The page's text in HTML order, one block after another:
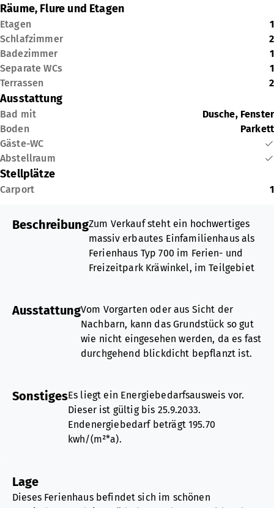
Räume, Flure und Etagen
Etagen
1
Schlafzimmer
2
Badezimmer
1
Separate WCs
1
Terrassen
2
Ausstattung
Bad mit
Dusche, Fenster
Boden
Parkett
Gäste-WC
Abstellraum
Stellplätze
Carport 1
BeschreibungZum Verkauf steht ein hochwertiges
massiv erbautes Einfamilienhaus als
Ferienhaus Typ 700 im Ferien- und
Freizeitpark Kräwinkel, im Teilgebiet
Das freistehende Haus wurde 1994 in
einer eingeschossigen
Massivbauweise zzgl. einem wohnlich
ausgebautem Dachgeschoss auf
weitgehend nicht einsehbaren
Gartengrundstück erbaut. Das Haus
hat eine Wohnfläche von 84,53 m² und
für die alltägliche Nutzung eine
Kaminofen im lichtdurchfluteten und
AusstattungVom Vorgarten oder aus Sicht der
Nachbarn, kann das Grundstück so gut
wie nicht eingesehen werden, da es fast
durchgehend blickdicht bepflanzt ist.
dem hinteren Gartengrundstück sind
neben den großzügigen Wiesenflächen
gepflasterte Gehwege - unterteilt mit
dicken Holzbohlen - angelegt. Hier gibt
im Grundstück. Hier wurde ein schöner
SonstigesEs liegt ein Energiebedarfsausweis vor.
Dieser ist gültig bis 25.9.2033.
Endenergiebedarf beträgt 195.70
kwh/(m²*a).
ist 1994.
Lage
Dieses Ferienhaus befindet sich im schönen